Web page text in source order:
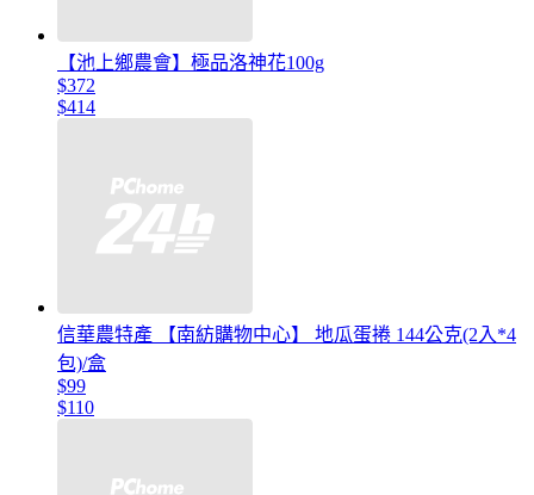
【池上鄉農會】極品洛神花100g
$372
$414
信華農特產 【南紡購物中心】 地瓜蛋捲 144公克(2入*4
包)/盒
$99
$110